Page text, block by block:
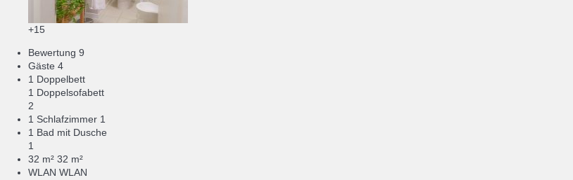
+15
Bewertung 9
Gäste 4
1 Doppelbett
1 Doppelsofabett
2
1 Schlafzimmer 1
1 Bad mit Dusche
1
32 m² 32 m²
WLAN WLAN